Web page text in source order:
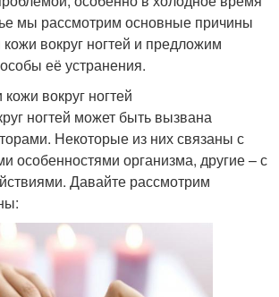
мы рассмотрим основные причины
вокруг ногтей и предложим
её устранения.
вокруг ногтей
ногтей может быть вызвана
Некоторые из них связаны с
особенностями организма, другие – с
Давайте рассмотрим